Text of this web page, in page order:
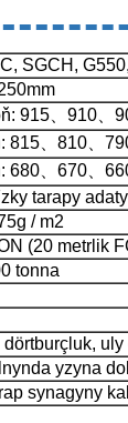
SGCH,
915、910、
815、810、
680、670、
tarapy
/ m2
(20 metrlik
tonna
yzyna
synagyny